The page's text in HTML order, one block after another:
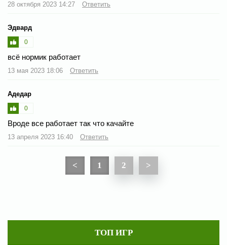
28 октября 2023 14:27 Ответить
Э­двард
0
всё нормик работает
13 мая 2023 18:06 Ответить
Адедар
0
Вроде все работает так что качайте
13 апреля 2023 16:40 Ответить
< 1 2 >
ТОП ИГР